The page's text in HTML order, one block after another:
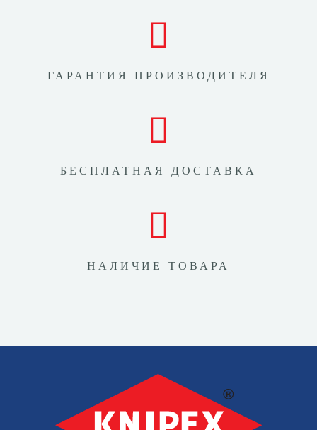
ГАРАНТИЯ ПРОИЗВОДИТЕЛЯ
БЕСПЛАТНАЯ ДОСТАВКА
НАЛИЧИЕ ТОВАРА